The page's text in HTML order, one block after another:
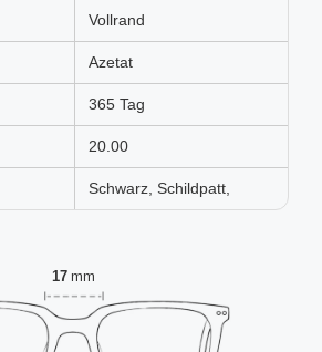
Vollrand
Azetat
365 Tag
20.00
Schwarz, Schildpatt,
17 mm